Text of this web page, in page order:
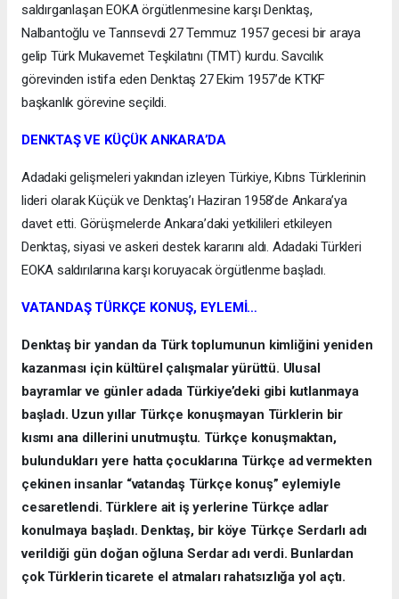
saldırganlaşan EOKA örgütlenmesine karşı Denktaş,
Nalbantoğlu ve Tanrısevdi 27 Temmuz 1957 gecesi bir araya
gelip Türk Mukavemet Teşkilatını (TMT) kurdu. Savcılık
görevinden istifa eden Denktaş 27 Ekim 1957’de KTKF
başkanlık görevine seçildi.
DENKTAŞ VE KÜÇÜK ANKARA’DA
Adadaki gelişmeleri yakından izleyen Türkiye, Kıbrıs Türklerinin
lideri olarak Küçük ve Denktaş’ı Haziran 1958’de Ankara’ya
davet etti. Görüşmelerde Ankara’daki yetkilileri etkileyen
Denktaş, siyasi ve askeri destek kararını aldı. Adadaki Türkleri
EOKA saldırılarına karşı koruyacak örgütlenme başladı.
VATANDAŞ TÜRKÇE KONUŞ, EYLEMİ…
Denktaş bir yandan da Türk toplumunun kimliğini yeniden
kazanması için kültürel çalışmalar yürüttü. Ulusal
bayramlar ve günler adada Türkiye’deki gibi kutlanmaya
başladı. Uzun yıllar Türkçe konuşmayan Türklerin bir
kısmı ana dillerini unutmuştu. Türkçe konuşmaktan,
bulundukları yere hatta çocuklarına Türkçe ad vermekten
çekinen insanlar “vatandaş Türkçe konuş” eylemiyle
cesaretlendi. Türklere ait iş yerlerine Türkçe adlar
konulmaya başladı. Denktaş, bir köye Türkçe Serdarlı adı
verildiği gün doğan oğluna Serdar adı verdi. Bunlardan
çok Türklerin ticarete el atmaları rahatsızlığa yol açtı.